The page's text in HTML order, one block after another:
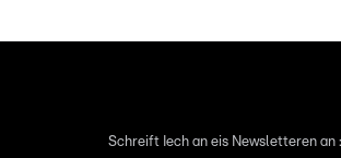
Schreift Iech an eis Newsletteren an :